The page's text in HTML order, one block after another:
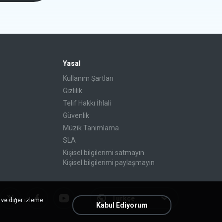
Yasal
Kullanım Şartları
Gizlilik
Telif Hakkı İhlali
Güvenlik
Müzik Tanımlama
SLA
Kişisel bilgilerimi satmayın
Kişisel bilgilerimi paylaşmayın
Türkçe
diğer izleme
Kabul Ediyorum